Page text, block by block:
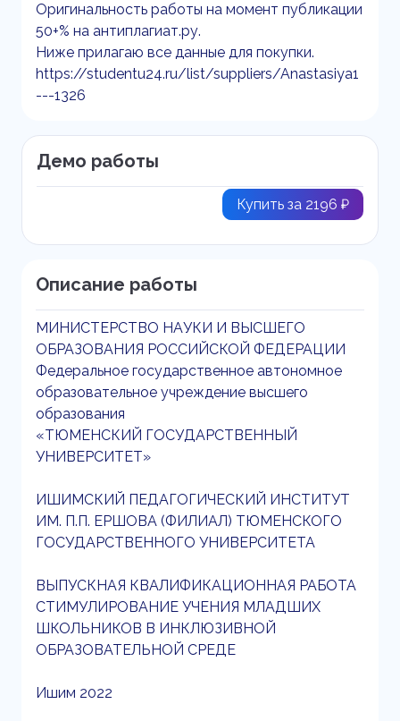
Оригинальность работы на момент публикации
50+% на антиплагиат.ру.
Ниже прилагаю все данные для покупки.
https://studentu24.ru/list/suppliers/Anastasiya1
---1326
Демо работы
Купить за 2196 ₽
Описание работы
МИНИСТЕРСТВО НАУКИ И ВЫСШЕГО
ОБРАЗОВАНИЯ РОССИЙСКОЙ ФЕДЕРАЦИИ
Федеральное государственное автономное
образовательное учреждение высшего
образования
«ТЮМЕНСКИЙ ГОСУДАРСТВЕННЫЙ
УНИВЕРСИТЕТ»
ИШИМСКИЙ ПЕДАГОГИЧЕСКИЙ ИНСТИТУТ
ИМ. П.П. ЕРШОВА (ФИЛИАЛ) ТЮМЕНСКОГО
ГОСУДАРСТВЕННОГО УНИВЕРСИТЕТА
ВЫПУСКНАЯ КВАЛИФИКАЦИОННАЯ РАБОТА
СТИМУЛИРОВАНИЕ УЧЕНИЯ МЛАДШИХ
ШКОЛЬНИКОВ В ИНКЛЮЗИВНОЙ
ОБРАЗОВАТЕЛЬНОЙ СРЕДЕ
Ишим 2022